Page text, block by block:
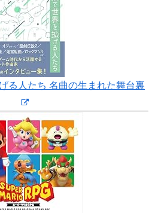
る人たち 名曲の生まれた舞台裏